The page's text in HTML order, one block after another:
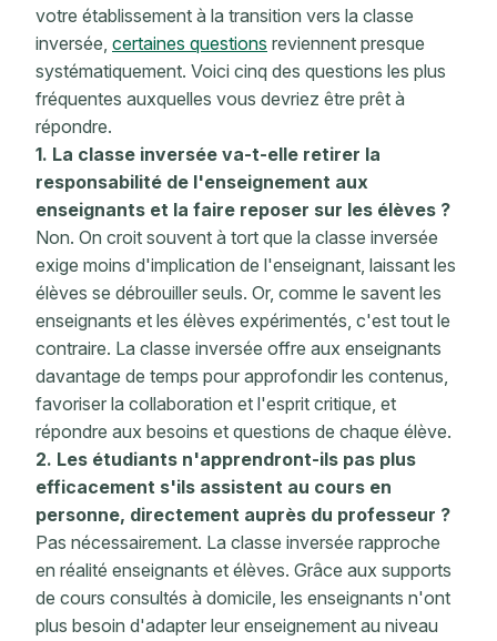
votre établissement à la transition vers la classe
inversée, certaines questions reviennent presque
systématiquement. Voici cinq des questions les plus
fréquentes auxquelles vous devriez être prêt à
répondre.
1. La classe inversée va-t-elle retirer la
responsabilité de l'enseignement aux
enseignants et la faire reposer sur les élèves ?
Non. On croit souvent à tort que la classe inversée
exige moins d'implication de l'enseignant, laissant les
élèves se débrouiller seuls. Or, comme le savent les
enseignants et les élèves expérimentés, c'est tout le
contraire. La classe inversée offre aux enseignants
davantage de temps pour approfondir les contenus,
favoriser la collaboration et l'esprit critique, et
répondre aux besoins et questions de chaque élève.
2. Les étudiants n'apprendront-ils pas plus
efficacement s'ils assistent au cours en
personne, directement auprès du professeur ?
Pas nécessairement. La classe inversée rapproche
en réalité enseignants et élèves. Grâce aux supports
de cours consultés à domicile, les enseignants n'ont
plus besoin d'adapter leur enseignement au niveau